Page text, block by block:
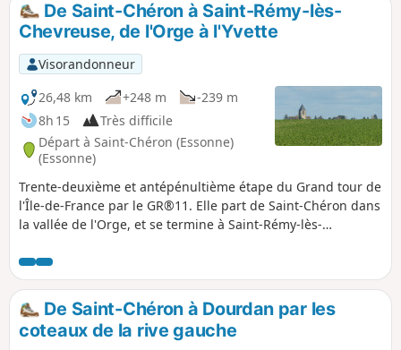
p
De Saint-Chéron à Saint-Rémy-lès-
Chevreuse, de l'Orge à l'Yvette
Visorandonneur
26,48 km
+248 m
-239 m
8h 15
Très difficile
Départ à Saint-Chéron (Essonne)
(Essonne)
Trente-deuxième et antépénultième étape du Grand tour de
l'Île-de-France par le GR®11. Elle part de Saint-Chéron dans
la vallée de l'Orge, et se termine à Saint-Rémy-lès-
traversée de l'Essonne via ses principales vallées. Après un
début orienté vers l'Ouest, l'itinéraire suit une orientation
plein Nord à travers les plateaux du Hurepoix.
De Saint-Chéron à Dourdan par les
coteaux de la rive gauche